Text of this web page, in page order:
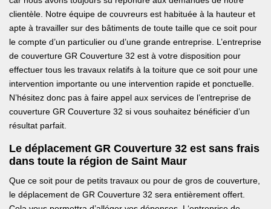
clientèle. Notre équipe de couvreurs est habituée à la hauteur et
apte à travailler sur des bâtiments de toute taille que ce soit pour
le compte d’un particulier ou d’une grande entreprise. L’entreprise
de couverture GR Couverture 32 est à votre disposition pour
effectuer tous les travaux relatifs à la toiture que ce soit pour une
intervention importante ou une intervention rapide et ponctuelle.
N’hésitez donc pas à faire appel aux services de l’entreprise de
couverture GR Couverture 32 si vous souhaitez bénéficier d’un
résultat parfait.
Le déplacement GR Couverture 32 est sans frais
dans toute la région de Saint Maur
Que ce soit pour de petits travaux ou pour de gros de couverture,
le déplacement de GR Couverture 32 sera entièrement offert.